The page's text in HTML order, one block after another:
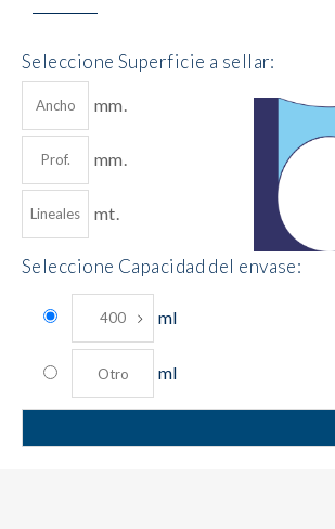
Seleccione Superficie a sellar:
mm.
mm.
mt.
Seleccione Capacidad del envase:
ml
ml